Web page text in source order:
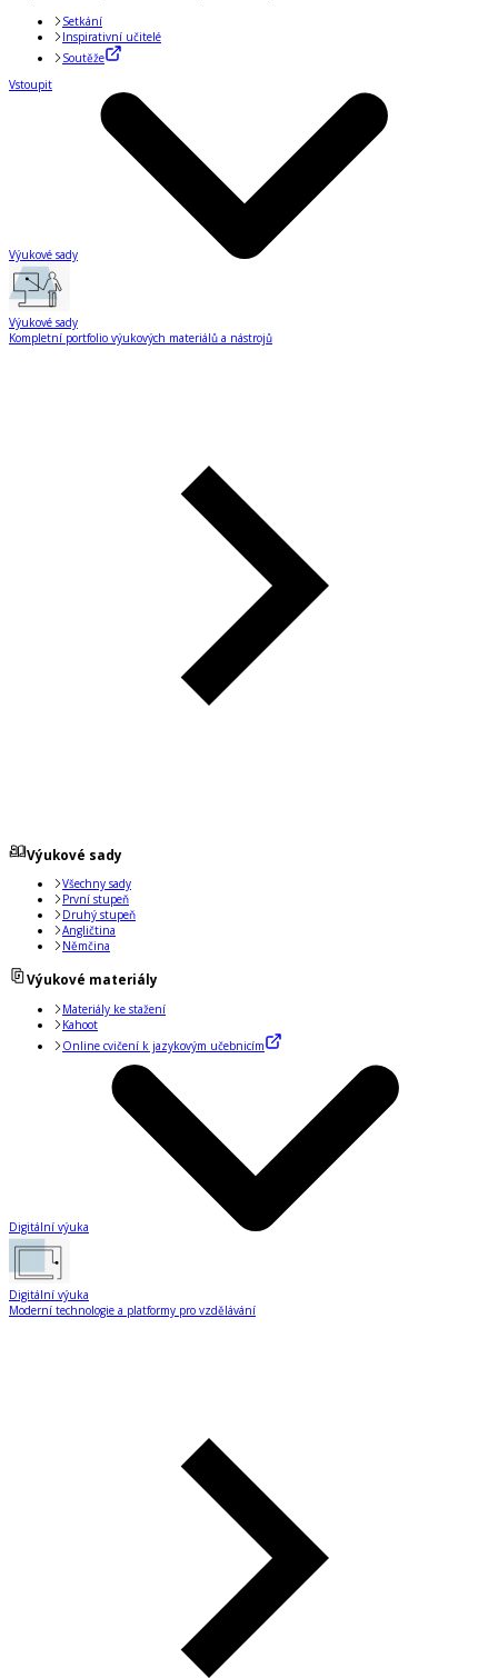
Setkání
Inspirativní učitelé
Soutěže
Vstoupit
Výukové sady
Výukové sady
Kompletní portfolio výukových materiálů a nástrojů
Výukové sady
Všechny sady
První stupeň
Druhý stupeň
Angličtina
Němčina
Výukové materiály
Materiály ke stažení
Kahoot
Online cvičení k jazykovým učebnicím
Digitální výuka
Digitální výuka
Moderní technologie a platformy pro vzdělávání